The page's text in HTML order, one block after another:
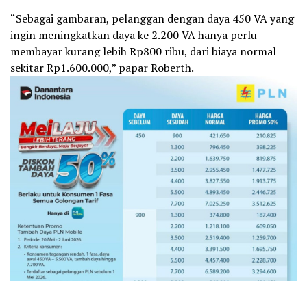
“Sebagai gambaran, pelanggan dengan daya 450 VA yang
ingin meningkatkan daya ke 2.200 VA hanya perlu
membayar kurang lebih Rp800 ribu, dari biaya normal
sekitar Rp1.600.000,” papar Roberth.